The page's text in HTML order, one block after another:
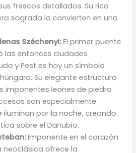
frescos detallados. Su rica
sagrada la convierten en una
Széchenyi:El primer puente
las entonces ciudades
y Pest es hoy un símbolo
Su elegante estructura
imponentes leones de piedra
son especialmente
por la noche, creando
sobre el Danubio.
Imponente en el corazón
neoclásica ofrece la